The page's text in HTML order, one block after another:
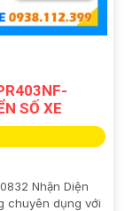
SỐ XE
Nhận Diện
chuyên dụng với